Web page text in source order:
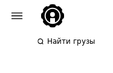
Найти грузы